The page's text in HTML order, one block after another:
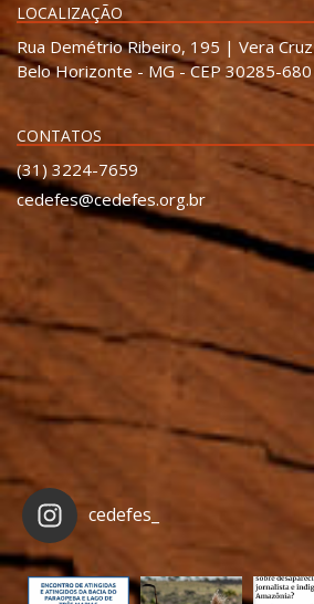
LOCALIZAÇÃO
Rua Demétrio Ribeiro, 195 | Vera Cruz
Belo Horizonte - MG - CEP 30285-680
CONTATOS
(31) 3224-7659
cedefes@cedefes.org.br
cedefes_